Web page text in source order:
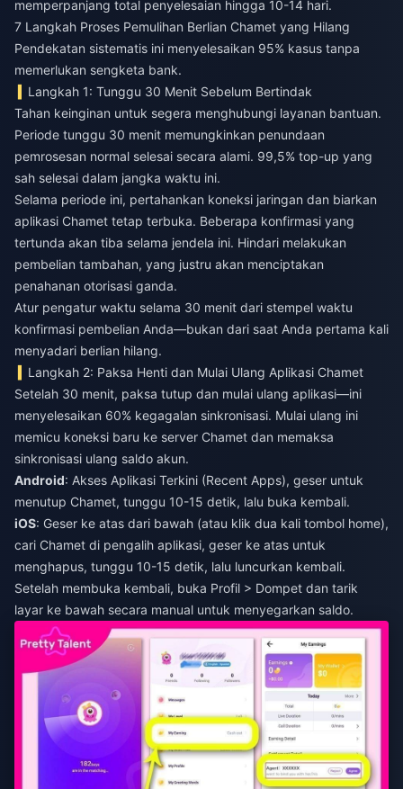
memperpanjang total penyelesaian hingga 10-14 hari.
7 Langkah Proses Pemulihan Berlian Chamet yang Hilang
Pendekatan sistematis ini menyelesaikan 95% kasus tanpa
memerlukan sengketa bank.
Langkah 1: Tunggu 30 Menit Sebelum Bertindak
Tahan keinginan untuk segera menghubungi layanan bantuan.
Periode tunggu 30 menit memungkinkan penundaan
pemrosesan normal selesai secara alami. 99,5% top-up yang
sah selesai dalam jangka waktu ini.
Selama periode ini, pertahankan koneksi jaringan dan biarkan
aplikasi Chamet tetap terbuka. Beberapa konfirmasi yang
tertunda akan tiba selama jendela ini. Hindari melakukan
pembelian tambahan, yang justru akan menciptakan
penahanan otorisasi ganda.
Atur pengatur waktu selama 30 menit dari stempel waktu
konfirmasi pembelian Anda—bukan dari saat Anda pertama kali
menyadari berlian hilang.
Langkah 2: Paksa Henti dan Mulai Ulang Aplikasi Chamet
Setelah 30 menit, paksa tutup dan mulai ulang aplikasi—ini
menyelesaikan 60% kegagalan sinkronisasi. Mulai ulang ini
memicu koneksi baru ke server Chamet dan memaksa
sinkronisasi ulang saldo akun.
Android: Akses Aplikasi Terkini (Recent Apps), geser untuk
menutup Chamet, tunggu 10-15 detik, lalu buka kembali.
iOS: Geser ke atas dari bawah (atau klik dua kali tombol home),
cari Chamet di pengalih aplikasi, geser ke atas untuk
menghapus, tunggu 10-15 detik, lalu luncurkan kembali.
Setelah membuka kembali, buka Profil > Dompet dan tarik
layar ke bawah secara manual untuk menyegarkan saldo.